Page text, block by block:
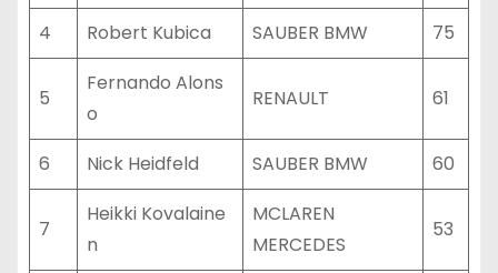
4
Robert Kubica SAUBER BMW 75
5
Fernando Alons
o
RENAULT 61
6 Nick Heidfeld SAUBER BMW 60
7
Heikki Kovalaine
n
MCLAREN
MERCEDES
53